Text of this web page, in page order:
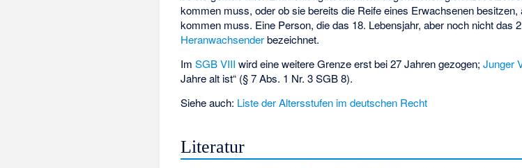
kommen muss, oder ob sie bereits die Reife eines Erwachsenen besitzen,
kommen muss. Eine Person, die das 18. Lebensjahr, aber noch nicht das
Heranwachsenderbezeichnet.
ImSGB VIII wird eine weitere Grenze erst bei 27 Jahren gezogen;Junger
Jahre alt ist“ (§ 7 Abs. 1 Nr. 3 SGB 8).
Siehe auch: Liste der Altersstufen im deutschen Recht
Literatur